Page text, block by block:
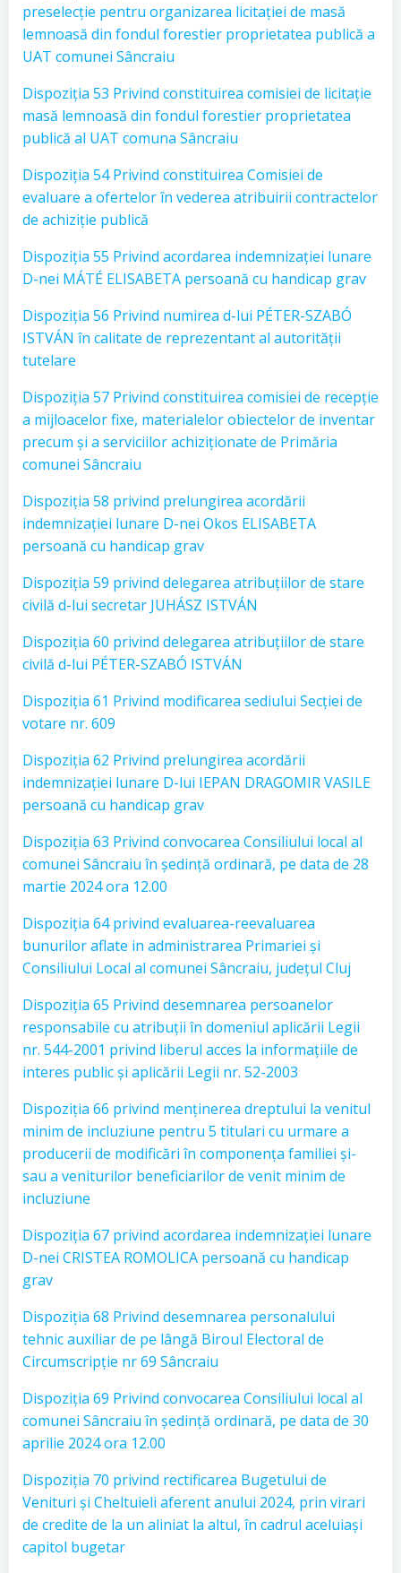
preselecție pentru organizarea licitației de masă
lemnoasă din fondul forestier proprietatea publică a
UAT comunei Sâncraiu
Dispoziția 53 Privind constituirea comisiei de licitație
masă lemnoasă din fondul forestier proprietatea
publică al UAT comuna Sâncraiu
Dispoziția 54 Privind constituirea Comisiei de
evaluare a ofertelor în vederea atribuirii contractelor
de achiziție publică
Dispoziția 55 Privind acordarea indemnizației lunare
D-nei MÁTÉ ELISABETA persoană cu handicap grav
Dispoziția 56 Privind numirea d-lui PÉTER-SZABÓ
ISTVÁN în calitate de reprezentant al autorității
tutelare
Dispoziția 57 Privind constituirea comisiei de recepție
a mijloacelor fixe, materialelor obiectelor de inventar
precum și a serviciilor achiziționate de Primăria
comunei Sâncraiu
Dispoziția 58 privind prelungirea acordării
indemnizației lunare D-nei Okos ELISABETA
persoană cu handicap grav
Dispoziția 59 privind delegarea atribuțiilor de stare
civilă d-lui secretar JUHÁSZ ISTVÁN
Dispoziția 60 privind delegarea atribuțiilor de stare
civilă d-lui PÉTER-SZABÓ ISTVÁN
Dispoziția 61 Privind modificarea sediului Secției de
votare nr. 609
Dispoziția 62 Privind prelungirea acordării
indemnizației lunare D-lui IEPAN DRAGOMIR VASILE
persoană cu handicap grav
Dispoziția 63 Privind convocarea Consiliului local al
comunei Sâncraiu în ședință ordinară, pe data de 28
martie 2024 ora 12.00
Dispoziția 64 privind evaluarea-reevaluarea
bunurilor aflate in administrarea Primariei și
Consiliului Local al comunei Sâncraiu, județul Cluj
Dispoziția 65 Privind desemnarea persoanelor
responsabile cu atribuții în domeniul aplicării Legii
nr. 544-2001 privind liberul acces la informațiile de
interes public și aplicării Legii nr. 52-2003
Dispoziția 66 privind menținerea dreptului la venitul
minim de incluziune pentru 5 titulari cu urmare a
producerii de modificări în componența familiei și-
sau a veniturilor beneficiarilor de venit minim de
incluziune
Dispoziția 67 privind acordarea indemnizației lunare
D-nei CRISTEA ROMOLICA persoană cu handicap
grav
Dispoziția 68 Privind desemnarea personalului
tehnic auxiliar de pe lângă Biroul Electoral de
Circumscripție nr 69 Sâncraiu
Dispoziția 69 Privind convocarea Consiliului local al
comunei Sâncraiu în ședință ordinară, pe data de 30
aprilie 2024 ora 12.00
Dispoziția 70 privind rectificarea Bugetului de
Venituri și Cheltuieli aferent anului 2024, prin virari
de credite de la un aliniat la altul, în cadrul aceluiași
capitol bugetar